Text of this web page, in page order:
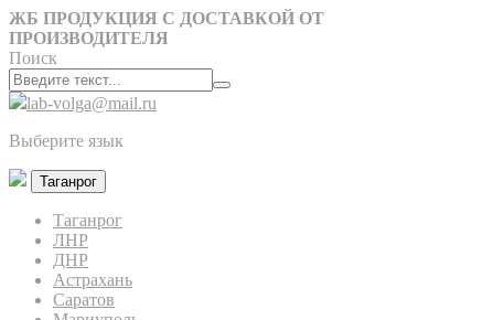
ЖБ ПРОДУКЦИЯ С ДОСТАВКОЙ ОТ
ПРОИЗВОДИТЕЛЯ
Поиск
lab-volga@mail.ru
Выберите язык
Таганрог
Таганрог
ЛНР
ДНР
Астрахань
Саратов